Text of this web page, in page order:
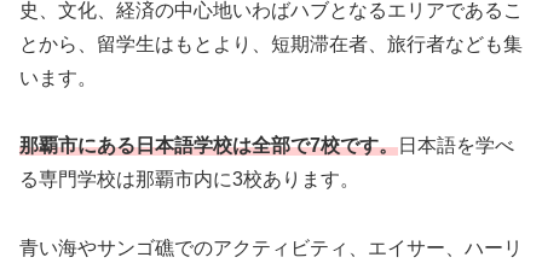
史、文化、経済の中心地いわばハブとなるエリアであるこ
とから、留学生はもとより、短期滞在者、旅行者なども集
います。
那覇市にある日本語学校は全部で7校です。日本語を学べ
る専門学校は那覇市内に3校あります。
青い海やサンゴ礁でのアクティビティ、エイサー、ハーリ